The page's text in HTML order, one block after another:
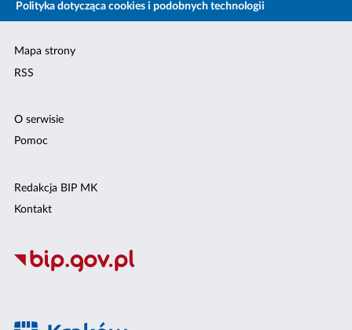
Polityka dotycząca cookies i podobnych technologii
Mapa strony
RSS
O serwisie
Pomoc
Redakcja BIP MK
Kontakt